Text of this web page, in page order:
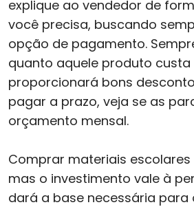
explique ao vendedor de
você precisa, buscando
opção de pagamento.
quanto aquele produto custa
proporcionará bons
pagar a prazo, veja se as
orçamento mensal.
Comprar materiais
mas o investimento vale à
dará a base necessária para